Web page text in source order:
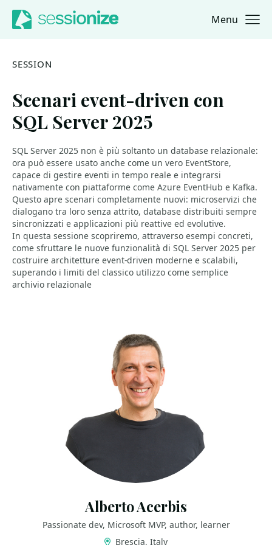
Jump to navigation
Jump to content Menu
SESSION
Scenari event-driven con
SQL Server 2025
SQL Server 2025 non è più soltanto un database relazionale:
ora può essere usato anche come un vero EventStore,
capace di gestire eventi in tempo reale e integrarsi
nativamente con piattaforme come Azure EventHub e Kafka.
Questo apre scenari completamente nuovi: microservizi che
dialogano tra loro senza attrito, database distribuiti sempre
sincronizzati e applicazioni più reattive ed evolutive.
In questa sessione scopriremo, attraverso esempi concreti,
come sfruttare le nuove funzionalità di SQL Server 2025 per
costruire architetture event-driven moderne e scalabili,
superando i limiti del classico utilizzo come semplice
archivio relazionale
Alberto Acerbis
Passionate dev, Microsoft MVP, author, learner
Brescia, Italy